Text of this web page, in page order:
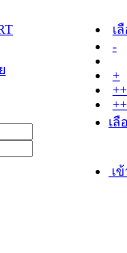
เ
-
+
++
เลื
เ